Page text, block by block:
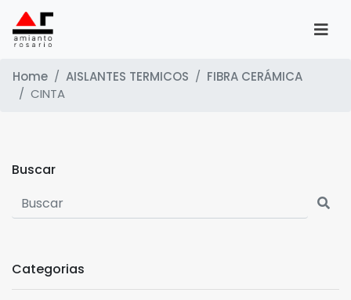
Home AISLANTES TERMICOS
FIBRA CERÁMICA
CINTA
Buscar
Categorias